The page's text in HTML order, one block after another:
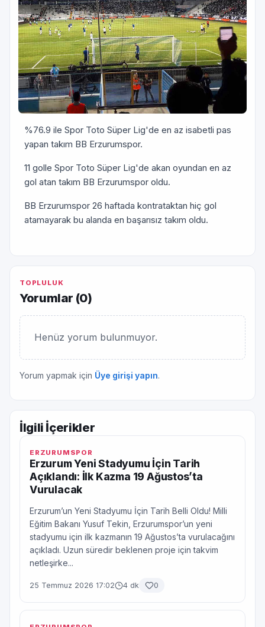
%76.9 ile Spor Toto Süper Lig'de en az isabetli pas
yapan takım BB Erzurumspor.
11 golle Spor Toto Süper Lig'de akan oyundan en az
gol atan takım BB Erzurumspor oldu.
BB Erzurumspor 26 haftada kontrataktan hiç gol
atamayarak bu alanda en başarısız takım oldu.
TOPLULUK
Yorumlar (0)
Henüz yorum bulunmuyor.
Yorum yapmak için Üye girişi yapın.
İlgili İçerikler
ERZURUMSPOR
Erzurum Yeni Stadyumu İçin Tarih
Açıklandı: İlk Kazma 19 Ağustos’ta
Vurulacak
Erzurum’un Yeni Stadyumu İçin Tarih Belli Oldu! Milli
Eğitim Bakanı Yusuf Tekin, Erzurumspor’un yeni
stadyumu için ilk kazmanın 19 Ağustos’ta vurulacağını
açıkladı. Uzun süredir beklenen proje için takvim
netleşirke...
25 Temmuz 2026 17:02 4 dk 0